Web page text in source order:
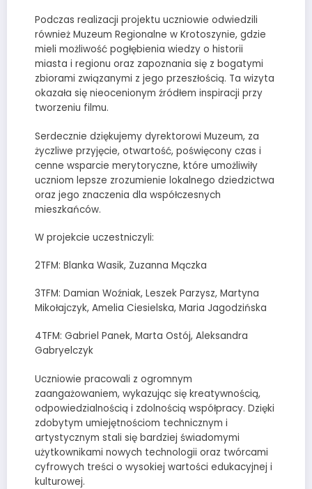
Podczas realizacji projektu uczniowie odwiedzili
również Muzeum Regionalne w Krotoszynie, gdzie
mieli możliwość pogłębienia wiedzy o historii
miasta i regionu oraz zapoznania się z bogatymi
zbiorami związanymi z jego przeszłością. Ta wizyta
okazała się nieocenionym źródłem inspiracji przy
tworzeniu filmu.
Serdecznie dziękujemy dyrektorowi Muzeum, za
życzliwe przyjęcie, otwartość, poświęcony czas i
cenne wsparcie merytoryczne, które umożliwiły
uczniom lepsze zrozumienie lokalnego dziedzictwa
oraz jego znaczenia dla współczesnych
mieszkańców.
W projekcie uczestniczyli:
2TFM: Blanka Wasik, Zuzanna Mączka
3TFM: Damian Woźniak, Leszek Parzysz, Martyna
Mikołajczyk, Amelia Ciesielska, Maria Jagodzińska
4TFM: Gabriel Panek, Marta Ostój, Aleksandra
Gabryelczyk
Uczniowie pracowali z ogromnym
zaangażowaniem, wykazując się kreatywnością,
odpowiedzialnością i zdolnością współpracy. Dzięki
zdobytym umiejętnościom technicznym i
artystycznym stali się bardziej świadomymi
użytkownikami nowych technologii oraz twórcami
cyfrowych treści o wysokiej wartości edukacyjnej i
kulturowej.